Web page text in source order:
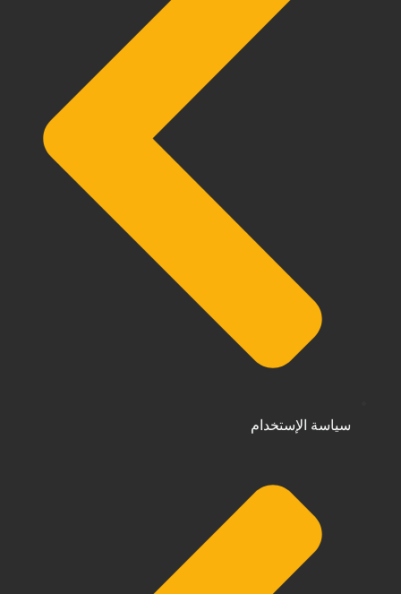
سياسة الإستخدام